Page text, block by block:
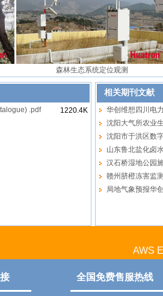
森林生态系统定位观测
.pdf 1220.4K
相关期刊文献
华创维想四川电
沈阳大气所农业
沈阳市于洪区数
山东鲁北盐化卤
汉石桥湿地公园
赣州脐橙冻害监
局地气象预报华
AWS
全国免费售服热线